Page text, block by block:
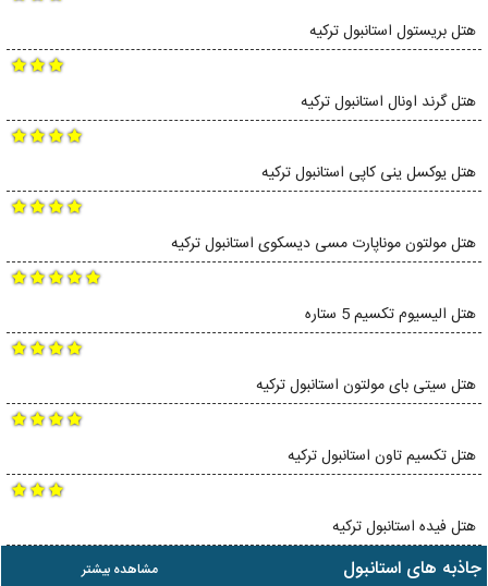
هتل بریستول استانبول ترکیه
هتل گرند اونال استانبول ترکیه
هتل یوکسل ینی کاپی استانبول ترکیه
هتل مولتون موناپارت مسی دیسکوی استانبول ترکیه
هتل الیسیوم تکسیم 5 ستاره
هتل سیتی بای مولتون استانبول ترکیه
هتل تکسیم تاون استانبول ترکیه
هتل فیده استانبول ترکیه
مشاهده بیشتر جاذبه های استانبول